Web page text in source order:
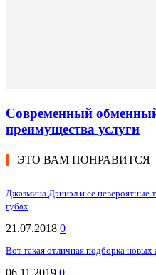
Современный
преимущества услуги
ЭТО ВАМ ПОНРАВИТСЯ
Джазмина Дэниэл и ее невероятные
губах
21.07.2018 0
Вот такая отличная подборка новых
06.11.2019 0